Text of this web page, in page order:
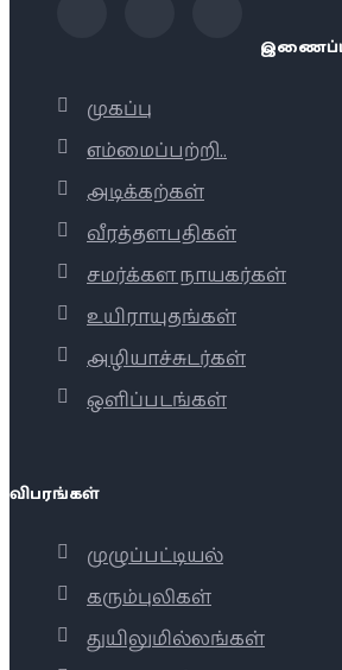
முகப்பு
எம்மைப்பற்றி..
அடிக்கற்கள்
வீரத்தளபதிகள்
சமர்க்கள நாயகர்கள்
உயிராயுதங்கள்
அழியாச்சுடர்கள்
ஒளிப்படங்கள்
விபரங்கள்
முழுப்பட்டியல்
கரும்புலிகள்
துயிலுமில்லங்கள்